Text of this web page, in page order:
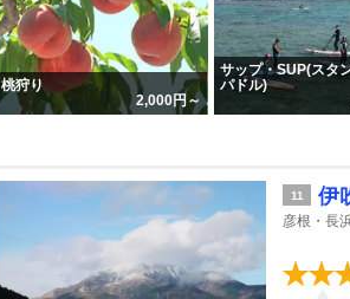
桃狩り
2,000円～
サップ・SUP(スタ
パドル)
11 伊
彦根・長